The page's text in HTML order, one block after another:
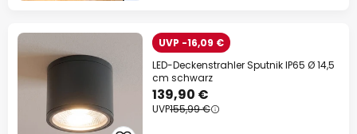
UVP -16,09 €
LED-Deckenstrahler Sputnik IP65 Ø 14,5
cm schwarz
139,90 €
UVP155,99 €